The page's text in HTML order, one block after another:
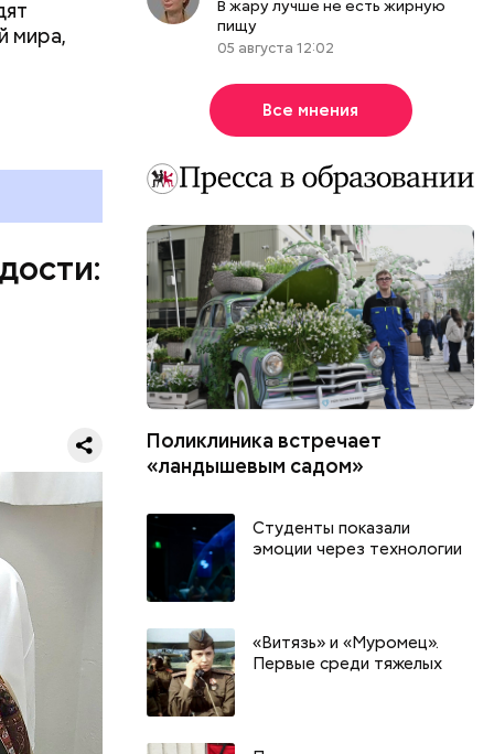
мира,
стала
первого
с
В жару лучше не есть жирную
пищу
05 августа 12:02
Все мнения
Поликлиника встречает
«ландышевым садом»
Студенты показали
эмоции через технологии
«Витязь» и «Муромец».
Первые среди тяжелых